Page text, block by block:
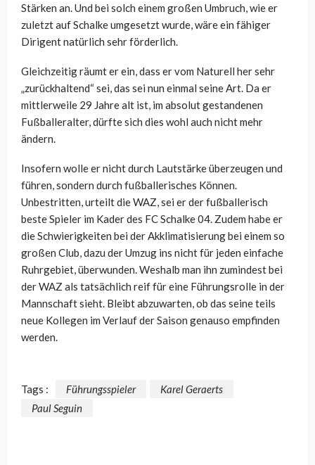
Stärken an. Und bei solch einem großen Umbruch, wie er
zuletzt auf Schalke umgesetzt wurde, wäre ein fähiger
Dirigent natürlich sehr förderlich.
Gleichzeitig räumt er ein, dass er vom Naturell her sehr
„zurückhaltend“ sei, das sei nun einmal seine Art. Da er
mittlerweile 29 Jahre alt ist, im absolut gestandenen
Fußballeralter, dürfte sich dies wohl auch nicht mehr
ändern.
Insofern wolle er nicht durch Lautstärke überzeugen und
führen, sondern durch fußballerisches Können.
Unbestritten, urteilt die WAZ, sei er der fußballerisch
beste Spieler im Kader des FC Schalke 04. Zudem habe er
die Schwierigkeiten bei der Akklimatisierung bei einem so
großen Club, dazu der Umzug ins nicht für jeden einfache
Ruhrgebiet, überwunden. Weshalb man ihn zumindest bei
der WAZ als tatsächlich reif für eine Führungsrolle in der
Mannschaft sieht. Bleibt abzuwarten, ob das seine teils
neue Kollegen im Verlauf der Saison genauso empfinden
werden.
Tags : Führungsspieler
Karel Geraerts
Paul Seguin